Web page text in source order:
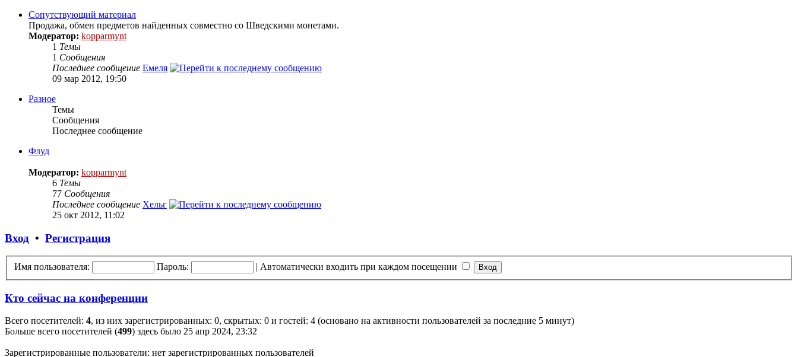
Сопутствующий материал
Продажа, обмен предметов найденных совместно со Шведскими монетами.
Модератор: kopparmynt
1 Темы
1 Сообщения
Последнее сообщение Емеля
09 мар 2012, 19:50
Разное
Темы
Сообщения
Последнее сообщение
Флуд
Модератор: kopparmynt
6 Темы
77 Сообщения
Последнее сообщение Хельг
25 окт 2012, 11:02
Вход • Регистрация
Имя пользователя: Пароль: | Автоматически входить при каждом посещении
Кто сейчас на конференции
Всего посетителей: 4, из них зарегистрированных: 0, скрытых: 0 и гостей: 4 (основано на активности пользователей за последние 5 минут)
Больше всего посетителей (499) здесь было 25 апр 2024, 23:32
Зарегистрированные пользователи: нет зарегистрированных пользователей